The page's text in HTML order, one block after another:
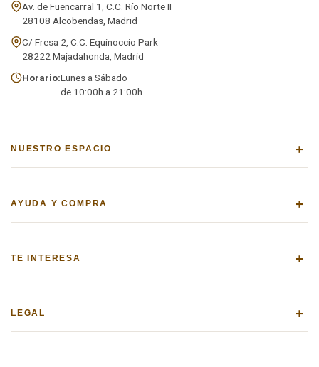
Av. de Fuencarral 1, C.C. Río Norte II
28108 Alcobendas, Madrid
C/ Fresa 2, C.C. Equinoccio Park
28222 Majadahonda, Madrid
Horario:Lunes a Sábado
de 10:00h a 21:00h
NUESTRO ESPACIO +
AYUDA Y COMPRA +
TE INTERESA +
LEGAL +